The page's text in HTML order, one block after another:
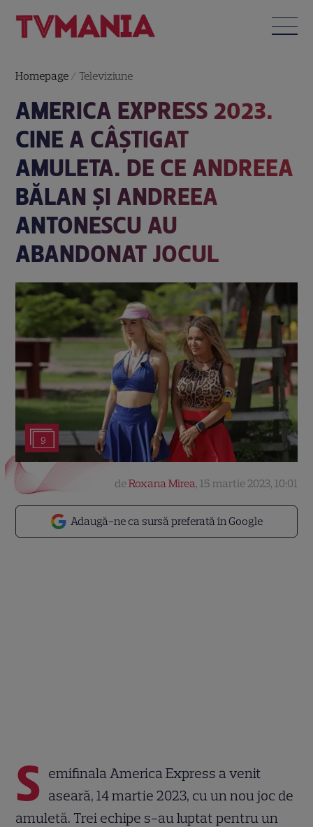
Homepage / Televiziune
AMERICA EXPRESS 2023.
CINE A CÂȘTIGAT
AMULETA. DE CE ANDREEA
BĂLAN ȘI ANDREEA
ANTONESCU AU
ABANDONAT JOCUL
9
Adaugă-ne ca sursă preferată în Google
deRoxana Mirea, 15 martie 2023, 10:01
S emifinala America Express a venit
aseară, 14 martie 2023, cu un nou joc de
amuletă. Trei echipe s-au luptat pentru un